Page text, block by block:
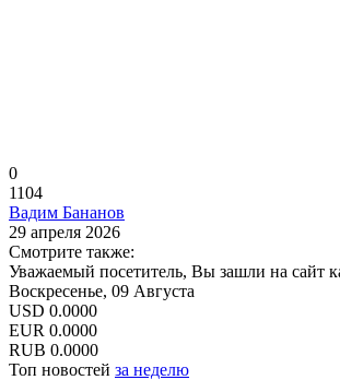
0
1104
Вадим Бананов
29 апреля 2026
Смотрите также:
Уважаемый посетитель, Вы зашли на сайт
Воскресенье, 09 Августа
USD 0.0000
EUR 0.0000
RUB 0.0000
Топ новостей за неделю